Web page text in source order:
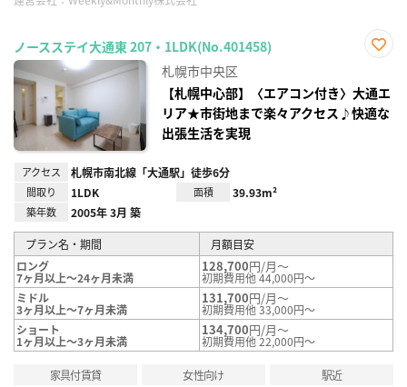
ノースステイ大通東 207・1LDK(No.401458)
り登
録
札幌市中央区
【札幌中心部】〈エアコン付き〉大通エ
リア★市街地まで楽々アクセス♪快適な
出張生活を実現
アクセス 札幌市南北線「大通駅」徒歩6分
間取り 1LDK 面積 39.93m²
築年数 2005年 3月 築
プラン名・期間
月額目安
ロング
7ヶ月以上～24ヶ月未満
128,700円/月～
初期費用他 44,000円～
ミドル
3ヶ月以上～7ヶ月未満
131,700円/月～
初期費用他 33,000円～
ショート
1ヶ月以上～3ヶ月未満
134,700円/月～
初期費用他 22,000円～
家具付賃貸 女性向け
駅近